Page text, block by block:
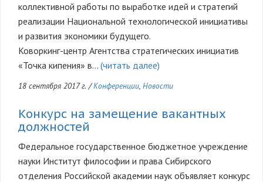
коллективной работы по выработке идей и стратегий
реализации Национальной технологической инициативы
и развития экономики будущего.
Коворкинг-центр Агентства стратегических инициатив
«Точка кипения» в… (читать далее)
18 сентября 2017 г. /Конференции, Новости
Конкурс на замещение вакантных
должностей
Федеральное государственное бюджетное учреждение
науки Институт философии и права Сибирского
отделения Российской академии наук объявляет конкурс